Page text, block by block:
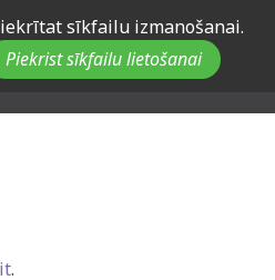
sīkfailu izmanošanai.
Piekrist sīkfailu lietošanai
.